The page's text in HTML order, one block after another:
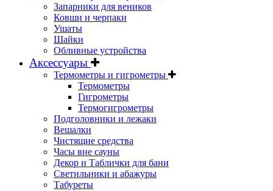
Запарники для веников
Ковши и черпаки
Ушаты
Шайки
Обливные устройства
Аксессуары
Термометры и гигрометры
Термометры
Гигрометры
Термогигрометры
Подголовники и лежаки
Вешалки
Чистящие средства
Часы вне сауны
Декор и Таблички для бани
Светильники и абажуры
Табуреты